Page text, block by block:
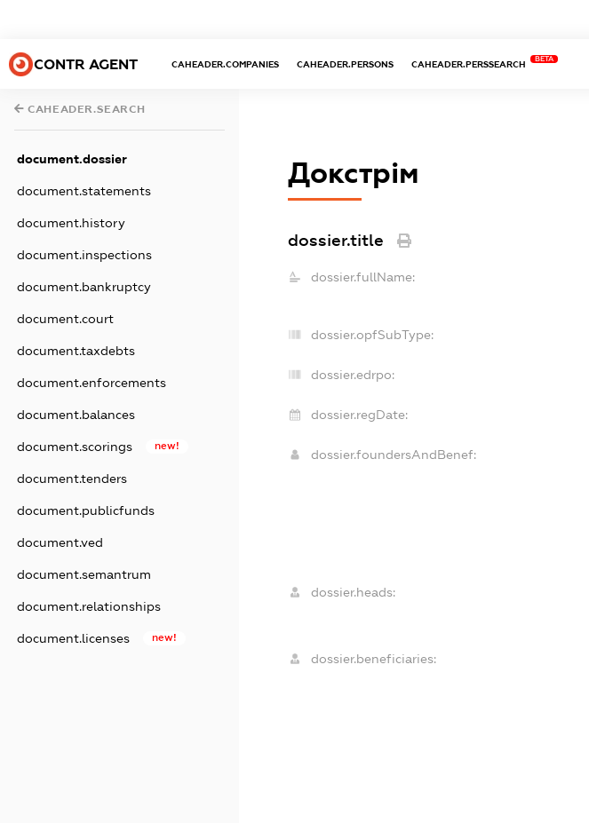
CONTR AGENT CAHEADER.COMPANIES CAHEADER.PERSONS CAHEADER.PERSSEARCH
BETA
CAHEADER.SEARCH
document.dossier
document.statements
document.history
document.inspections
document.bankruptcy
document.court
document.taxdebts
document.enforcements
document.balances
document.scorings new!
document.tenders
document.publicfunds
document.ved
document.semantrum
document.relationships
document.licenses new!
Докстрім
dossier.title
dossier.fullName:
dossier.opfSubType:
dossier.edrpo:
dossier.regDate:
dossier.foundersAndBenef:
dossier.heads:
dossier.beneficiaries: